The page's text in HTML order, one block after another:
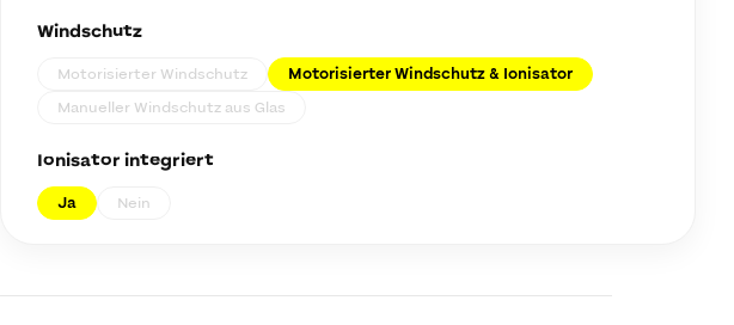
Windschutz
Motorisierter Windschutz
Motorisierter Windschutz & Ionisator
Manueller Windschutz aus Glas
Ionisator integriert
Ja Nein